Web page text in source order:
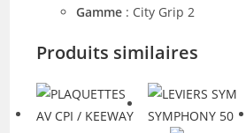
Gamme : City Grip 2
Produits similaires